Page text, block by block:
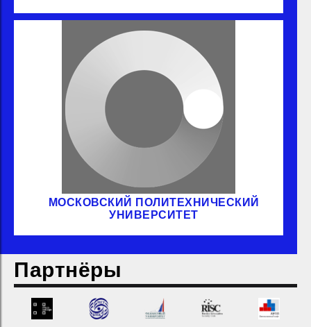
МОСКОВСКИЙ ПОЛИТЕХНИЧЕСКИЙ
УНИВЕРСИТЕТ
Партнёры